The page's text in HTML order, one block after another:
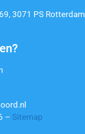
3071 PS Rotterdam
– Sitemap